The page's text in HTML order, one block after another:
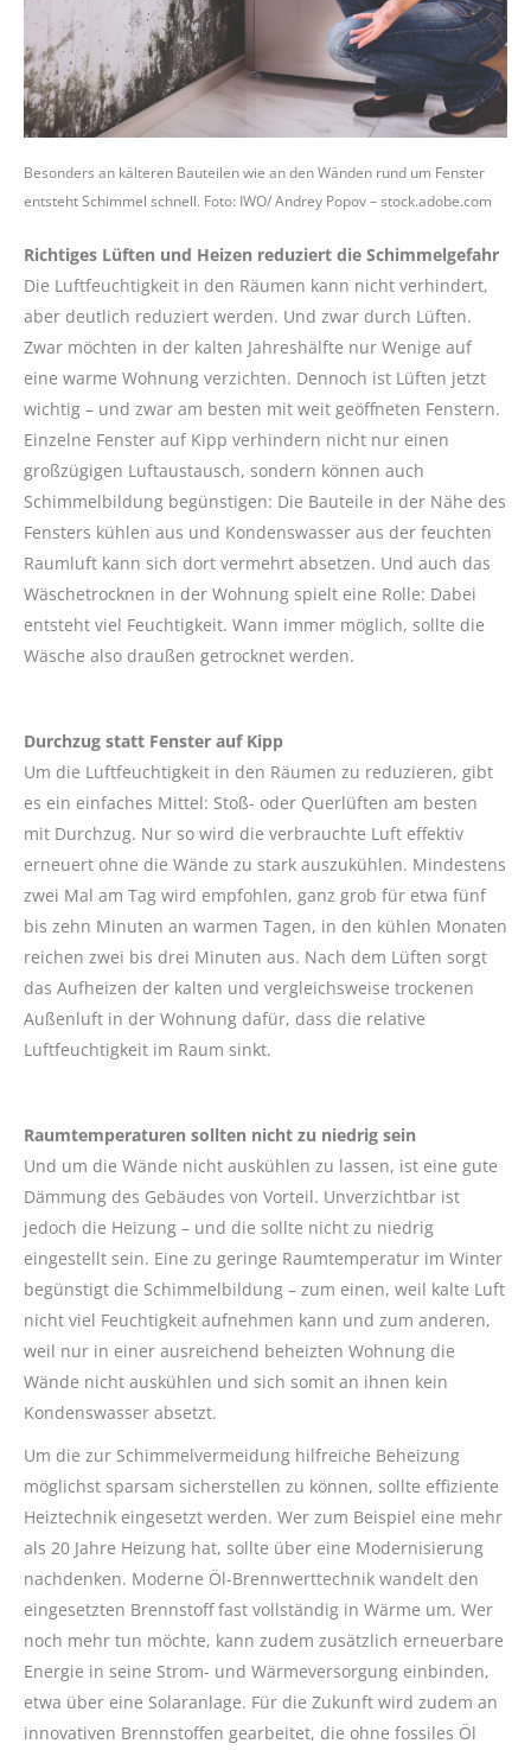
Besonders an kälteren Bauteilen wie an den Wänden rund um Fenster
entsteht Schimmel schnell. Foto: IWO/ Andrey Popov – stock.adobe.com
Richtiges Lüften und Heizen reduziert die Schimmelgefahr
Die Luftfeuchtigkeit in den Räumen kann nicht verhindert,
aber deutlich reduziert werden. Und zwar durch Lüften.
Zwar möchten in der kalten Jahreshälfte nur Wenige auf
eine warme Wohnung verzichten. Dennoch ist Lüften jetzt
wichtig – und zwar am besten mit weit geöffneten Fenstern.
Einzelne Fenster auf Kipp verhindern nicht nur einen
großzügigen Luftaustausch, sondern können auch
Schimmelbildung begünstigen: Die Bauteile in der Nähe des
Fensters kühlen aus und Kondenswasser aus der feuchten
Raumluft kann sich dort vermehrt absetzen. Und auch das
Wäschetrocknen in der Wohnung spielt eine Rolle: Dabei
entsteht viel Feuchtigkeit. Wann immer möglich, sollte die
Wäsche also draußen getrocknet werden.
Durchzug statt Fenster auf Kipp
Um die Luftfeuchtigkeit in den Räumen zu reduzieren, gibt
es ein einfaches Mittel: Stoß- oder Querlüften am besten
mit Durchzug. Nur so wird die verbrauchte Luft effektiv
erneuert ohne die Wände zu stark auszukühlen. Mindestens
zwei Mal am Tag wird empfohlen, ganz grob für etwa fünf
bis zehn Minuten an warmen Tagen, in den kühlen Monaten
reichen zwei bis drei Minuten aus. Nach dem Lüften sorgt
das Aufheizen der kalten und vergleichsweise trockenen
Außenluft in der Wohnung dafür, dass die relative
Luftfeuchtigkeit im Raum sinkt.
Raumtemperaturen sollten nicht zu niedrig sein
Und um die Wände nicht auskühlen zu lassen, ist eine gute
Dämmung des Gebäudes von Vorteil. Unverzichtbar ist
jedoch die Heizung – und die sollte nicht zu niedrig
eingestellt sein. Eine zu geringe Raumtemperatur im Winter
begünstigt die Schimmelbildung – zum einen, weil kalte Luft
nicht viel Feuchtigkeit aufnehmen kann und zum anderen,
weil nur in einer ausreichend beheizten Wohnung die
Wände nicht auskühlen und sich somit an ihnen kein
Kondenswasser absetzt.
Um die zur Schimmelvermeidung hilfreiche Beheizung
möglichst sparsam sicherstellen zu können, sollte effiziente
Heiztechnik eingesetzt werden. Wer zum Beispiel eine mehr
als 20 Jahre Heizung hat, sollte über eine Modernisierung
nachdenken. Moderne Öl-Brennwerttechnik wandelt den
eingesetzten Brennstoff fast vollständig in Wärme um. Wer
noch mehr tun möchte, kann zudem zusätzlich erneuerbare
Energie in seine Strom- und Wärmeversorgung einbinden,
etwa über eine Solaranlage. Für die Zukunft wird zudem an
innovativen Brennstoffen gearbeitet, die ohne fossiles Öl